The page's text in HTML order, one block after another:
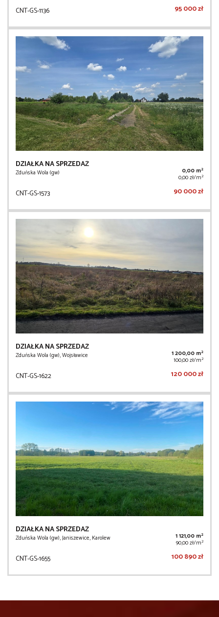
CNT-GS-1136 95 000 zł
DZIAŁKA NA SPRZEDAŻ
Zduńska Wola (gw) 0,00 m2
0,00 zł/m2
CNT-GS-1573 90 000 zł
DZIAŁKA NA SPRZEDAŻ
Zduńska Wola (gw), Wojsławice 1 200,00 m2
100,00 zł/m2
CNT-GS-1622 120 000 zł
DZIAŁKA NA SPRZEDAŻ
Zduńska Wola (gw), Janiszewice, Karolew 1 121,00 m2
90,00 zł/m2
CNT-GS-1655 100 890 zł